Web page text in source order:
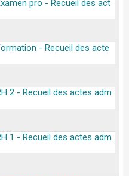
pro - Recueil des act
- Recueil des acte
2 - Recueil des actes adm
1 - Recueil des actes adm